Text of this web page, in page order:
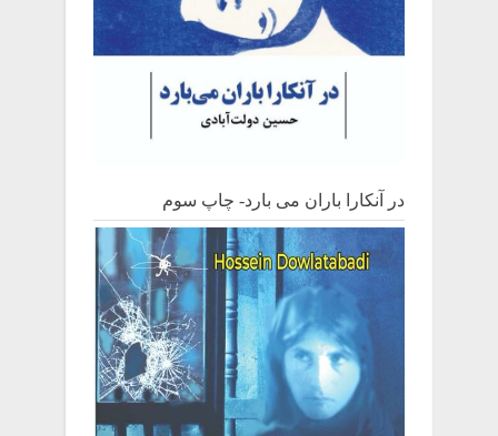
در آنکارا باران می بارد- چاپ سوم